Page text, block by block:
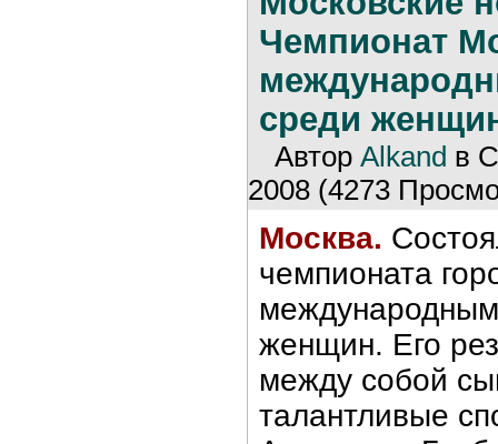
Чемпионат
среди
Автор Alkand в
2008 (4273
Москва.
чемпионата
женщин. Его
между собой
талантливые